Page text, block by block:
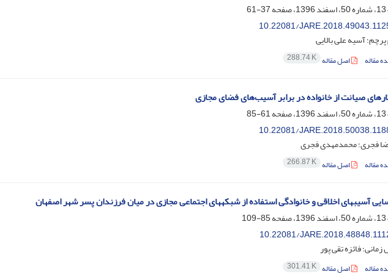
37-61
10.22081/
آسیه علی بالایی
مقاله اصل مقاله 288.74 K
صیانت از خانواده در برابر آسیب‌های فضای مجازی
61-85
10.22081/
فجری؛ محمدمهدی فجری
مقاله اصل مقاله 266.87 K
آسیبهای اخلاقی و خانوادگی استفاده از شبکههای اجتماعی مجازی در میان فرزندان پسر شهر اصفهان
85-109
10.22081/
فائزه تقی پور
مقاله اصل مقاله 301.41 K